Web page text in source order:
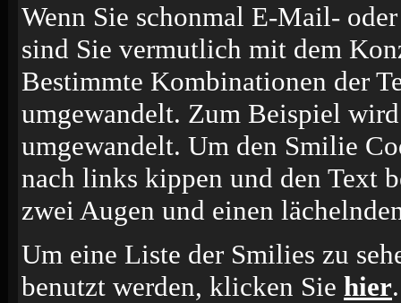
Wenn Sie schonmal E-Mail-
sind Sie vermutlich mit dem
Bestimmte Kombinationen der
umgewandelt. Zum Beispiel
umgewandelt. Um den Smilie
nach links kippen und den Text
zwei Augen und einen
Um eine Liste der Smilies zu
benutzt werden, klicken Sie hier.